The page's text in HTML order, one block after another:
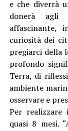
e che diverrà
donerà agli
affascinante,
curiosità dei
pregiarci della
profondo
Terra, di
ambiente
osservare e
Per
quasi 8 mesi.